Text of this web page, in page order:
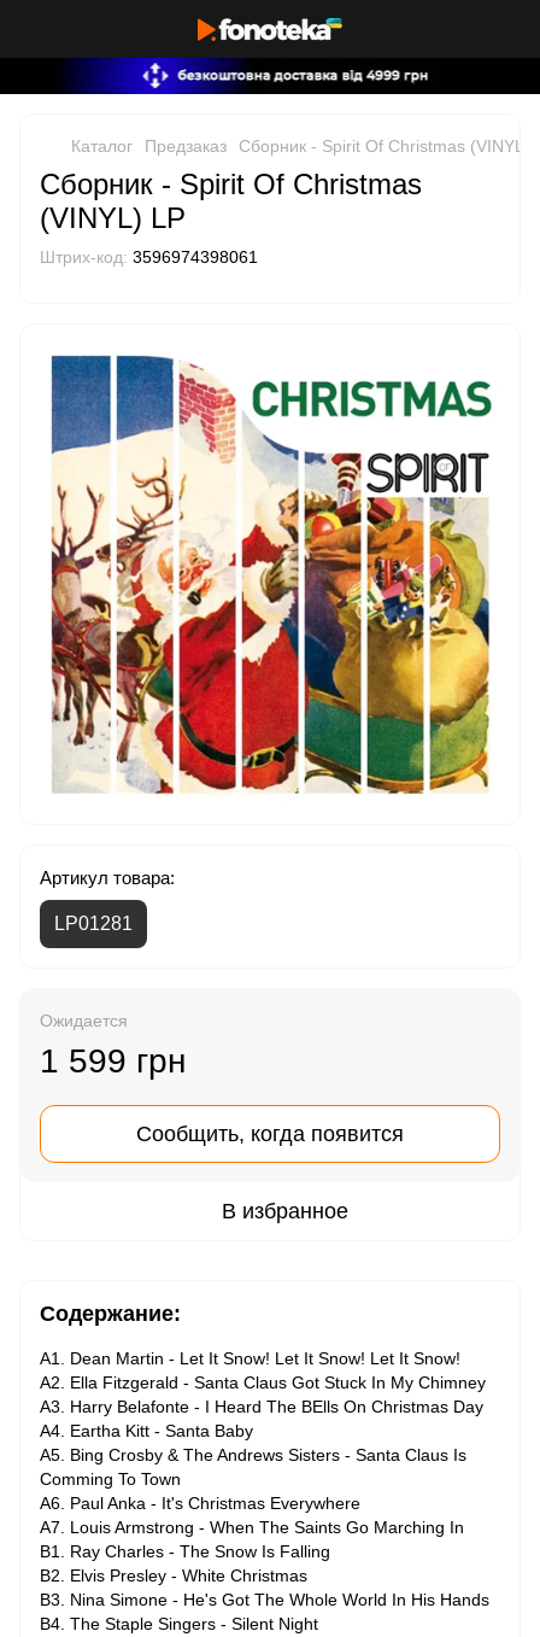
Каталог Предзаказ Сборник - Spirit Of Christmas (VINYL)
Сборник - Spirit Of Christmas
(VINYL) LP
Штрих-код: 3596974398061
Артикул товара:
LP01281
Ожидается
1 599 грн
Сообщить, когда появится
В избранное
Содержание:
A1. Dean Martin - Let It Snow! Let It Snow! Let It Snow!
A2. Ella Fitzgerald - Santa Claus Got Stuck In My Chimney
A3. Harry Belafonte - I Heard The BElls On Christmas Day
A4. Eartha Kitt - Santa Baby
A5. Bing Crosby & The Andrews Sisters - Santa Claus Is
Comming To Town
A6. Paul Anka - It's Christmas Everywhere
A7. Louis Armstrong - When The Saints Go Marching In
B1. Ray Charles - The Snow Is Falling
B2. Elvis Presley - White Christmas
B3. Nina Simone - He's Got The Whole World In His Hands
B4. The Staple Singers - Silent Night